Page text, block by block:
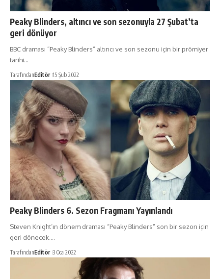
Peaky Blinders, altıncı ve son sezonuyla 27 Şubat’ta
geri dönüyor
BBC draması “Peaky Blinders” altıncı ve son sezonu için bir prömiyer
tarihi…
TarafındanEditör 15 Şub 2022
Peaky Blinders 6. Sezon Fragmanı Yayınlandı
Steven Knight’ın dönem draması “Peaky Blinders” son bir sezon için
geri dönecek.…
TarafındanEditör 3 Oca 2022